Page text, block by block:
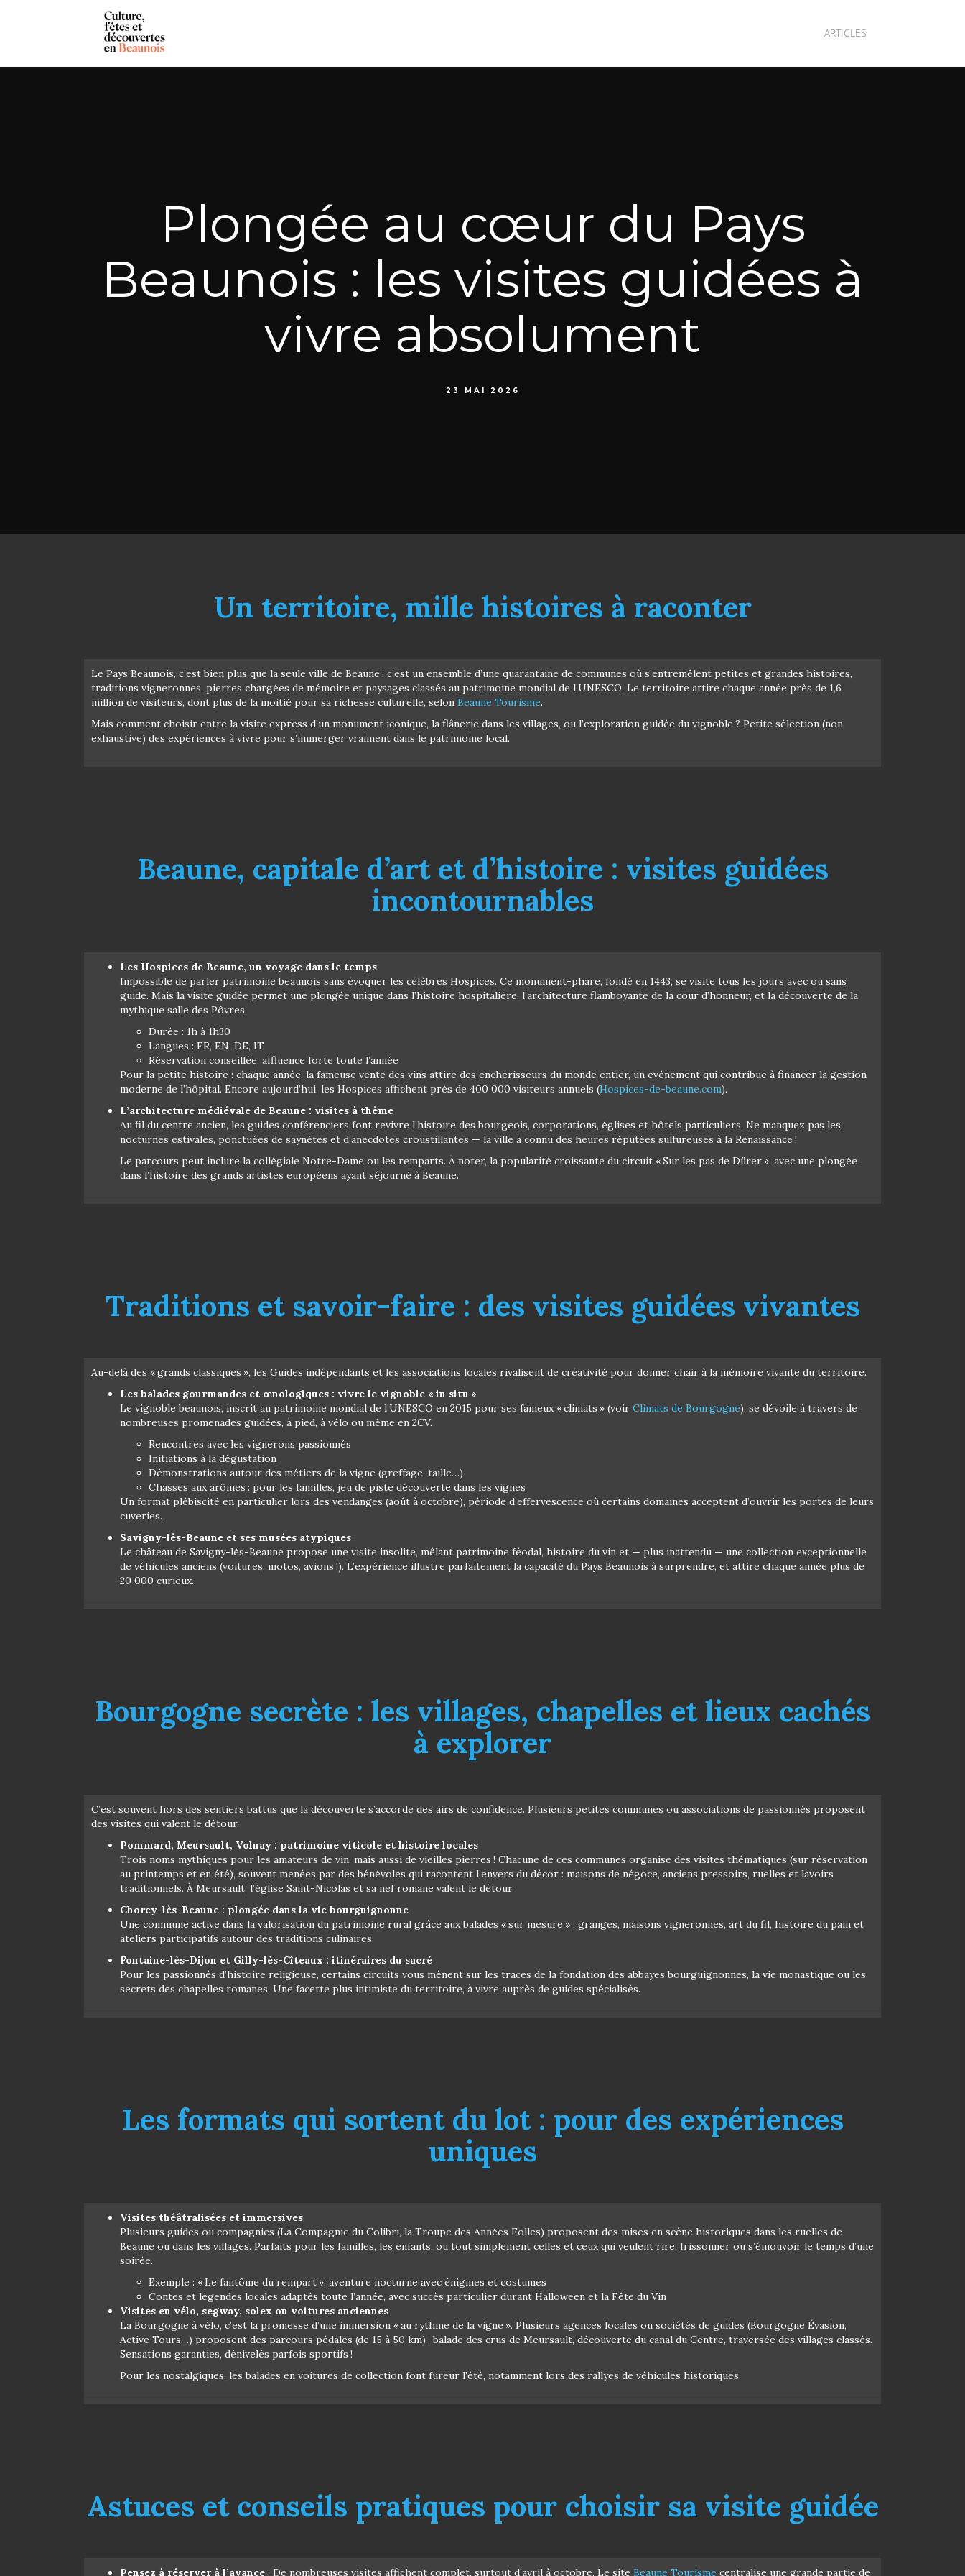
ARTICLES
Plongée au cœur du Pays
Beaunois : les visites guidées à
vivre absolument
23 MAI 2026
Un territoire, mille histoires à raconter
Le Pays Beaunois, c’est bien plus que la seule ville de Beaune ; c’est un ensemble d’une quarantaine de communes où s’entremêlent petites et grandes histoires,
traditions vigneronnes, pierres chargées de mémoire et paysages classés au patrimoine mondial de l’UNESCO. Le territoire attire chaque année près de 1,6
million de visiteurs, dont plus de la moitié pour sa richesse culturelle, selon Beaune Tourisme.
Mais comment choisir entre la visite express d’un monument iconique, la flânerie dans les villages, ou l’exploration guidée du vignoble ? Petite sélection (non
exhaustive) des expériences à vivre pour s’immerger vraiment dans le patrimoine local.
Beaune, capitale d’art et d’histoire : visites guidées
incontournables
Les Hospices de Beaune, un voyage dans le temps
Impossible de parler patrimoine beaunois sans évoquer les célèbres Hospices. Ce monument-phare, fondé en 1443, se visite tous les jours avec ou sans
guide. Mais la visite guidée permet une plongée unique dans l’histoire hospitalière, l’architecture flamboyante de la cour d’honneur, et la découverte de la
mythique salle des Pôvres.
Durée : 1h à 1h30
Langues : FR, EN, DE, IT
Réservation conseillée, affluence forte toute l’année
Pour la petite histoire : chaque année, la fameuse vente des vins attire des enchérisseurs du monde entier, un événement qui contribue à financer la gestion
moderne de l’hôpital. Encore aujourd’hui, les Hospices affichent près de 400 000 visiteurs annuels (Hospices-de-beaune.com).
L’architecture médiévale de Beaune : visites à thème
Au fil du centre ancien, les guides conférenciers font revivre l’histoire des bourgeois, corporations, églises et hôtels particuliers. Ne manquez pas les
nocturnes estivales, ponctuées de saynètes et d’anecdotes croustillantes — la ville a connu des heures réputées sulfureuses à la Renaissance !
Le parcours peut inclure la collégiale Notre-Dame ou les remparts. À noter, la popularité croissante du circuit « Sur les pas de Dürer », avec une plongée
dans l’histoire des grands artistes européens ayant séjourné à Beaune.
Traditions et savoir-faire : des visites guidées vivantes
Au-delà des « grands classiques », les Guides indépendants et les associations locales rivalisent de créativité pour donner chair à la mémoire vivante du territoire.
Les balades gourmandes et œnologiques : vivre le vignoble « in situ »
Le vignoble beaunois, inscrit au patrimoine mondial de l’UNESCO en 2015 pour ses fameux « climats » (voir Climats de Bourgogne), se dévoile à travers de
nombreuses promenades guidées, à pied, à vélo ou même en 2CV.
Rencontres avec les vignerons passionnés
Initiations à la dégustation
Démonstrations autour des métiers de la vigne (greffage, taille…)
Chasses aux arômes : pour les familles, jeu de piste découverte dans les vignes
Un format plébiscité en particulier lors des vendanges (août à octobre), période d’effervescence où certains domaines acceptent d’ouvrir les portes de leurs
cuveries.
Savigny-lès-Beaune et ses musées atypiques
Le château de Savigny-lès-Beaune propose une visite insolite, mêlant patrimoine féodal, histoire du vin et — plus inattendu — une collection exceptionnelle
de véhicules anciens (voitures, motos, avions !). L’expérience illustre parfaitement la capacité du Pays Beaunois à surprendre, et attire chaque année plus de
20 000 curieux.
Bourgogne secrète : les villages, chapelles et lieux cachés
à explorer
C’est souvent hors des sentiers battus que la découverte s’accorde des airs de confidence. Plusieurs petites communes ou associations de passionnés proposent
des visites qui valent le détour.
Pommard, Meursault, Volnay : patrimoine viticole et histoire locales
Trois noms mythiques pour les amateurs de vin, mais aussi de vieilles pierres ! Chacune de ces communes organise des visites thématiques (sur réservation
au printemps et en été), souvent menées par des bénévoles qui racontent l’envers du décor : maisons de négoce, anciens pressoirs, ruelles et lavoirs
traditionnels. À Meursault, l’église Saint-Nicolas et sa nef romane valent le détour.
Chorey-lès-Beaune : plongée dans la vie bourguignonne
Une commune active dans la valorisation du patrimoine rural grâce aux balades « sur mesure » : granges, maisons vigneronnes, art du fil, histoire du pain et
ateliers participatifs autour des traditions culinaires.
Fontaine-lès-Dijon et Gilly-lès-Cîteaux : itinéraires du sacré
Pour les passionnés d’histoire religieuse, certains circuits vous mènent sur les traces de la fondation des abbayes bourguignonnes, la vie monastique ou les
secrets des chapelles romanes. Une facette plus intimiste du territoire, à vivre auprès de guides spécialisés.
Les formats qui sortent du lot : pour des expériences
uniques
Visites théâtralisées et immersives
Plusieurs guides ou compagnies (La Compagnie du Colibri, la Troupe des Années Folles) proposent des mises en scène historiques dans les ruelles de
Beaune ou dans les villages. Parfaits pour les familles, les enfants, ou tout simplement celles et ceux qui veulent rire, frissonner ou s’émouvoir le temps d’une
soirée.
Exemple : « Le fantôme du rempart », aventure nocturne avec énigmes et costumes
Contes et légendes locales adaptés toute l’année, avec succès particulier durant Halloween et la Fête du Vin
Visites en vélo, segway, solex ou voitures anciennes
La Bourgogne à vélo, c’est la promesse d’une immersion « au rythme de la vigne ». Plusieurs agences locales ou sociétés de guides (Bourgogne Évasion,
Active Tours…) proposent des parcours pédalés (de 15 à 50 km) : balade des crus de Meursault, découverte du canal du Centre, traversée des villages classés.
Sensations garanties, dénivelés parfois sportifs !
Pour les nostalgiques, les balades en voitures de collection font fureur l’été, notamment lors des rallyes de véhicules historiques.
Astuces et conseils pratiques pour choisir sa visite guidée
Pensez à réserver à l’avance : De nombreuses visites affichent complet, surtout d’avril à octobre. Le site Beaune Tourisme centralise une grande partie de